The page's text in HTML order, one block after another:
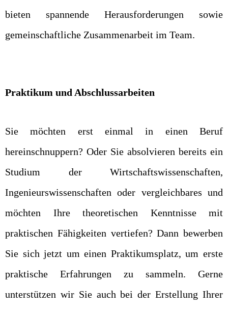
bieten spannende Herausforderungen sowie
gemeinschaftliche Zusammenarbeit im Team.
Praktikum und Abschlussarbeiten
Sie möchten erst einmal in einen Beruf
hereinschnuppern? Oder Sie absolvieren bereits ein
Studium der Wirtschaftswissenschaften,
Ingenieurswissenschaften oder vergleichbares und
möchten Ihre theoretischen Kenntnisse mit
praktischen Fähigkeiten vertiefen? Dann bewerben
Sie sich jetzt um einen Praktikumsplatz, um erste
praktische Erfahrungen zu sammeln. Gerne
unterstützen wir Sie auch bei der Erstellung Ihrer